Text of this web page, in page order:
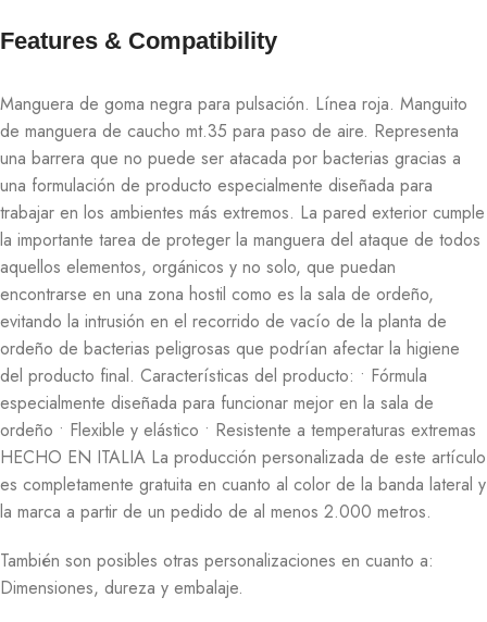
Features & Compatibility​
Manguera de goma negra para pulsación. Línea roja. Manguito
de manguera de caucho mt.35 para paso de aire. Representa
una barrera que no puede ser atacada por bacterias gracias a
una formulación de producto especialmente diseñada para
trabajar en los ambientes más extremos. La pared exterior cumple
la importante tarea de proteger la manguera del ataque de todos
aquellos elementos, orgánicos y no solo, que puedan
encontrarse en una zona hostil como es la sala de ordeño,
evitando la intrusión en el recorrido de vacío de la planta de
ordeño de bacterias peligrosas que podrían afectar la higiene
del producto final. Características del producto: • Fórmula
especialmente diseñada para funcionar mejor en la sala de
ordeño • Flexible y elástico • Resistente a temperaturas extremas
HECHO EN ITALIA La producción personalizada de este artículo
es completamente gratuita en cuanto al color de la banda lateral y
la marca a partir de un pedido de al menos 2.000 metros.
También son posibles otras personalizaciones en cuanto a:
Dimensiones, dureza y embalaje.